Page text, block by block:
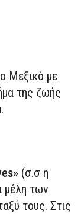
Μεξικό με
της ζωής
.
(σ.σ η
μέλη των
τους. Στις